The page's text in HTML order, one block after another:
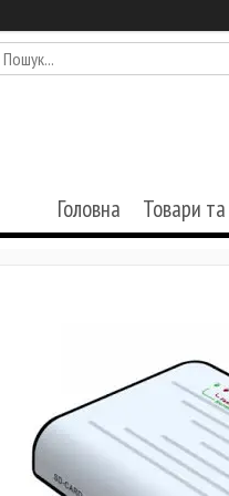
Головна Товари